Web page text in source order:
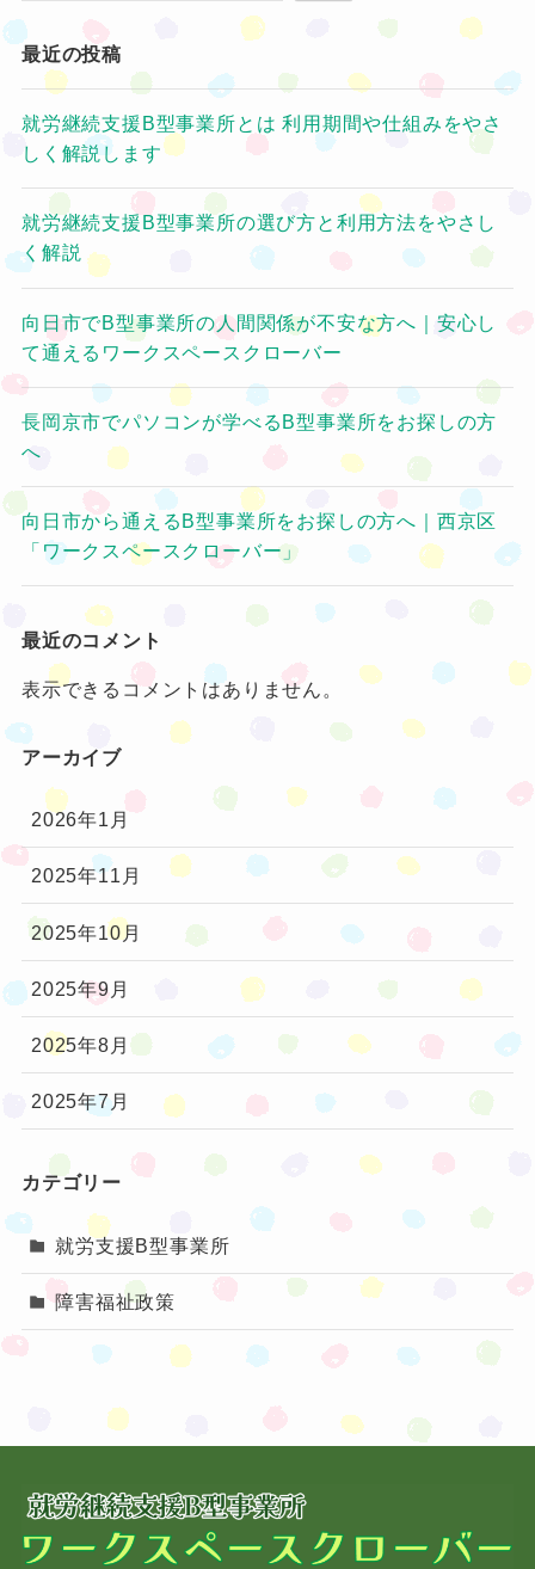
最近の投稿
就労継続支援B型事業所とは 利用期間や仕組みをやさ
しく解説します
就労継続支援B型事業所の選び方と利用方法をやさし
く解説
向日市でB型事業所の人間関係が不安な方へ｜安心し
て通えるワークスペースクローバー
長岡京市でパソコンが学べるB型事業所をお探しの方
へ
向日市から通えるB型事業所をお探しの方へ｜西京区
「ワークスペースクローバー」
最近のコメント
表示できるコメントはありません。
アーカイブ
2026年1月
2025年11月
2025年10月
2025年9月
2025年8月
2025年7月
カテゴリー
就労支援B型事業所
障害福祉政策